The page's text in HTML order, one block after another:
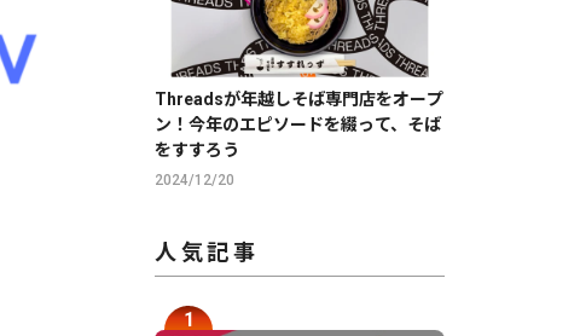
Threadsが年越しそば専門店をオープ
ン！今年のエピソードを綴って、そば
をすすろう
2024/12/20
人気記事